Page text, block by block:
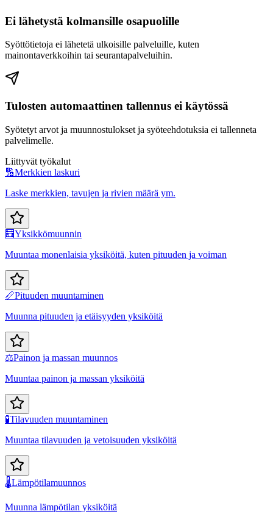
Ei lähetystä kolmansille osapuolille
Syöttötietoja ei lähetetä ulkoisille palveluille, kuten
mainontaverkkoihin tai seurantapalveluihin.
Tulosten automaattinen tallennus ei käytössä
Syötetyt arvot ja muunnostulokset ja syöteehdotuksia ei tallenneta
palvelimelle.
Liittyvät työkalut
🔢Merkkien laskuri
Laske merkkien, tavujen ja rivien määrä ym.
🧮Yksikkömuunnin
Muuntaa monenlaisia yksiköitä, kuten pituuden ja voiman
📏Pituuden muuntaminen
Muunna pituuden ja etäisyyden yksiköitä
⚖️Painon ja massan muunnos
Muuntaa painon ja massan yksiköitä
🧪Tilavuuden muuntaminen
Muuntaa tilavuuden ja vetoisuuden yksiköitä
🌡️Lämpötilamuunnos
Muunna lämpötilan yksiköitä